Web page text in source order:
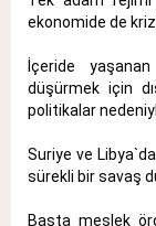
ekonomide de
İçeride
düşürmek için
politikalar
Suriye ve
sürekli bir savaş
Başta meslek